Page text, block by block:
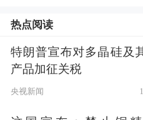
不受前述条件的限制
据悉，工商银行自
积存金业务增设风
年3月的公告显示，
热点阅读
特朗普宣布对多晶硅及
产品加征关税
央视新闻